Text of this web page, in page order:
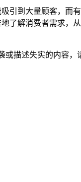
引到大量顾客，而有
了解消费者需求，从
描述失实的内容，